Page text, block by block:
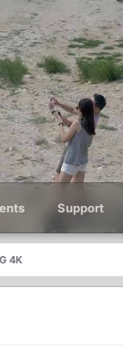
Support
4K